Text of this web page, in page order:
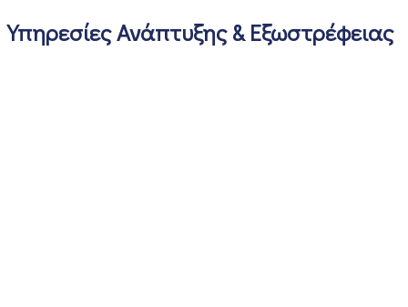
Υπηρεσίες Ανάπτυξης & Εξωστρέφειας